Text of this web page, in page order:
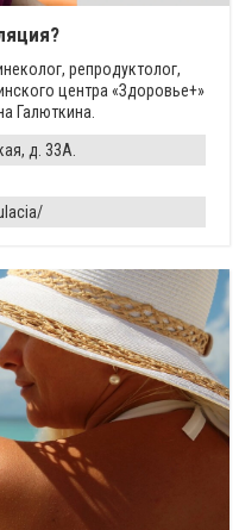
репродуктолог,
центра «Здоровье+»
Галюткина.
д. 33А.